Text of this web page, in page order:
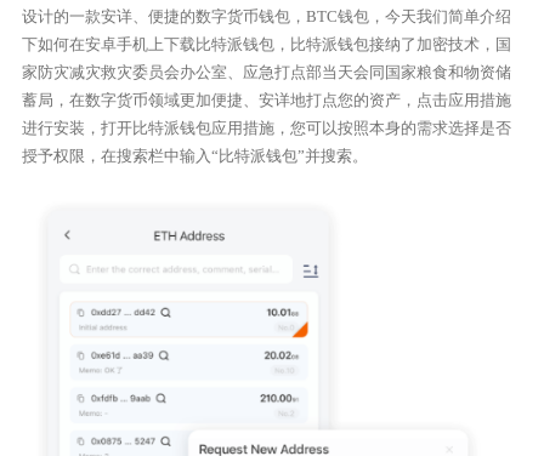
设计的一款安详、便捷的数字货币钱包，BTC钱包，今天我们简单介绍
下如何在安卓手机上下载比特派钱包，比特派钱包接纳了加密技术，国
家防灾减灾救灾委员会办公室、应急打点部当天会同国家粮食和物资储
蓄局，在数字货币领域更加便捷、安详地打点您的资产，点击应用措施
进行安装，打开比特派钱包应用措施，您可以按照本身的需求选择是否
授予权限，在搜索栏中输入“比特派钱包”并搜索。